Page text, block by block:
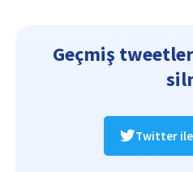
Geçmiş
Twitter ile